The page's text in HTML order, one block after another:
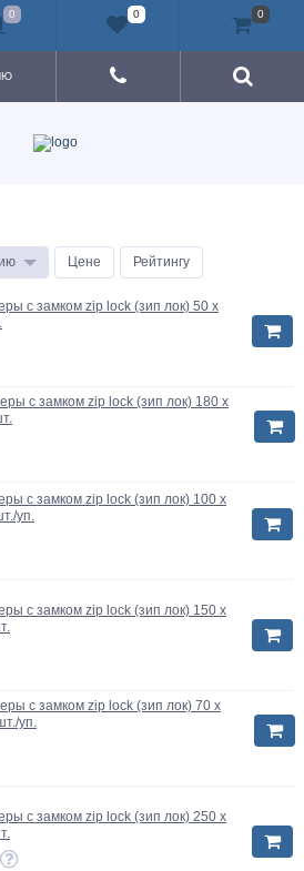
Цене Рейтингу
с замком zip lock (зип лок) 50 х
с замком zip lock (зип лок) 180 х
с замком zip lock (зип лок) 100 х
уп.
с замком zip lock (зип лок) 150 х
с замком zip lock (зип лок) 70 х
уп.
с замком zip lock (зип лок) 250 х
0 0 0